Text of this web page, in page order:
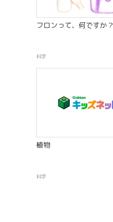
フロンって、何ですか？
科学
植物
科学